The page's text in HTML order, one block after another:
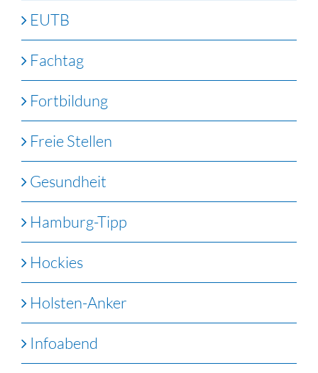
EUTB
Fachtag
Fortbildung
Freie Stellen
Gesundheit
Hamburg-Tipp
Hockies
Holsten-Anker
Infoabend